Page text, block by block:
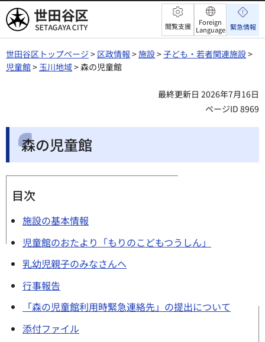
世田谷区 閲覧支援
Foreign
Language 緊急情報
世田谷区トップページ > 区政情報 >施設>子ども・若者関連施設>
児童館>玉川地域> 森の児童館
最終更新日 2026年7月16日
ページID 8969
森の児童館
目次
施設の基本情報
児童館のおたより「もりのこどもつうしん」
乳幼児親子のみなさんへ
行事報告
「森の児童館利用時緊急連絡先」の提出について
添付ファイル